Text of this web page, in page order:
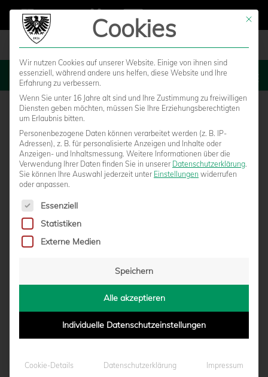
MENU
Mit
Cookies
Wir nutzen Cookies auf unserer Website. Einige von ihnen sind
essenziell, während andere uns helfen, diese Website und Ihre
Erfahrung zu verbessern.
Wenn Sie unter 16 Jahre alt sind und Ihre Zustimmung zu freiwilligen
Diensten geben möchten, müssen Sie Ihre Erziehungsberechtigten
um Erlaubnis bitten.
Personenbezogene Daten können verarbeitet werden (z. B. IP-
Adressen), z. B. für personalisierte Anzeigen und Inhalte oder
Anzeigen- und Inhaltsmessung. Weitere Informationen über die
Verwendung Ihrer Daten finden Sie in unserer Datenschutzerklärung.
Sie können Ihre Auswahl jederzeit unter Einstellungen widerrufen
oder anpassen.
Es folgt eine Liste der Service-Gruppen, für die eine
Essenziell
Statistiken
Externe Medien
Speichern
Alle akzeptieren
Individuelle Datenschutzeinstellungen
Cookie-Details Datenschutzerklärung Impressum